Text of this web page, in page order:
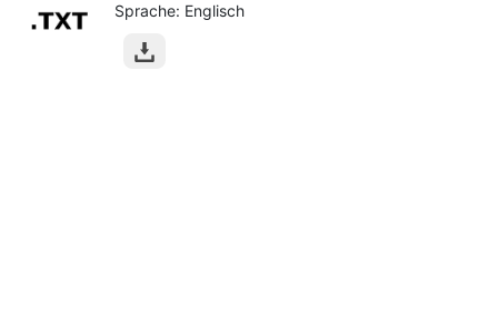
Sprache: Englisch